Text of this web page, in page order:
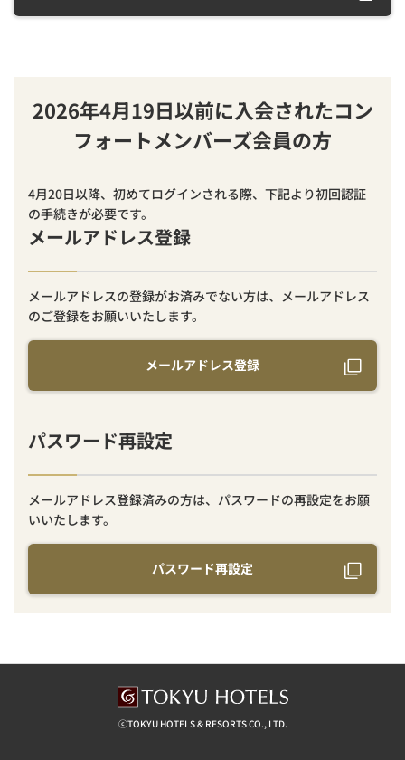
2026年4月19日以前に入会されたコン
フォートメンバーズ会員の方
4月20日以降、初めてログインされる際、下記より初回認証
の手続きが必要です。
メールアドレス登録
メールアドレスの登録がお済みでない方は、メールアドレス
のご登録をお願いいたします。
メールアドレス登録
パスワード再設定
メールアドレス登録済みの方は、パスワードの再設定をお願
いいたします。
パスワード再設定
ⓒTOKYU HOTELS & RESORTS CO., LTD.